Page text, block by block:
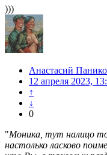
)))
Анастасий
12 апреля 2023,
↑
↓
0
"Моника, тут налицо
настолько ласково